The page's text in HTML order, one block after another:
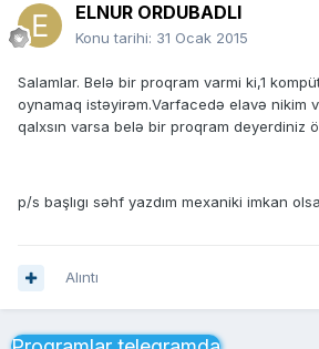
ELNUR ORDUBADLI
Konu tarihi: 31 Ocak 2015
Salamlar. Belə bir proqram varmi ki,1
oynamaq istəyirəm.Varfacedə elavə nikim
qalxsın varsa belə bir proqram deyerdiniz
p/s başlıgı səhf yazdım mexaniki imkan
Alıntı